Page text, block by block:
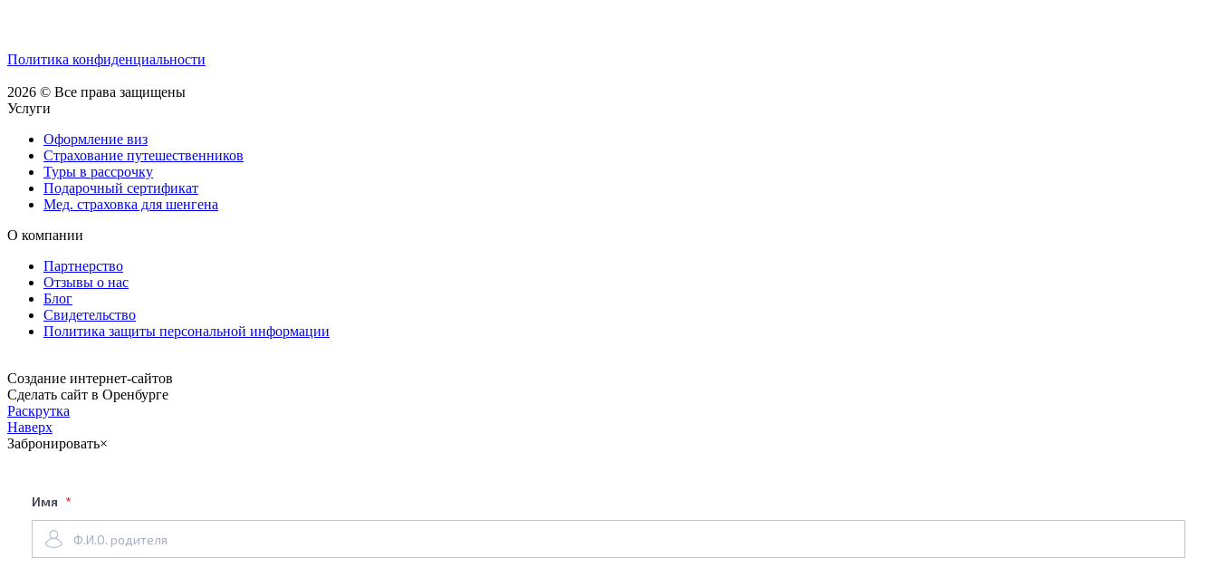
Политика конфиденциальности
2026 © Все права защищены
Услуги
Оформление виз
Страхование путешественников
Туры в рассрочку
Подарочный сертификат
Мед. страховка для шенгена
О компании
Партнерство
Отзывы о нас
Блог
Свидетельство
Политика защиты персональной информации
Cоздание интернет-сайтов
Сделать сайт в Оренбурге
Раскрутка
Наверх
Забронировать×
Имя